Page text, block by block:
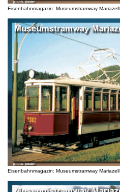
Eisenbahnmagazin: Museumstramway Mariazell
Eisenbahnmagazin: Museumstramway Mariazell